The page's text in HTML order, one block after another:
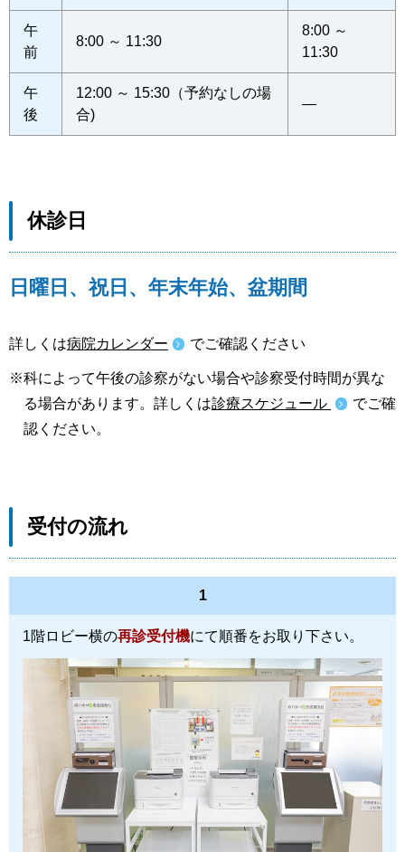
午
前
8:00 ～ 11:30
8:00 ～
11:30
午
後
12:00 ～ 15:30（予約なしの場
合)
―
休診日
日曜日、祝日、年末年始、盆期間
詳しくは病院カレンダー でご確認ください
科によって午後の診察がない場合や診察受付時間が異な
る場合があります。詳しくは診療スケジュール
でご確
認ください。
受付の流れ
1
1階ロビー横の再診受付機にて順番をお取り下さい。